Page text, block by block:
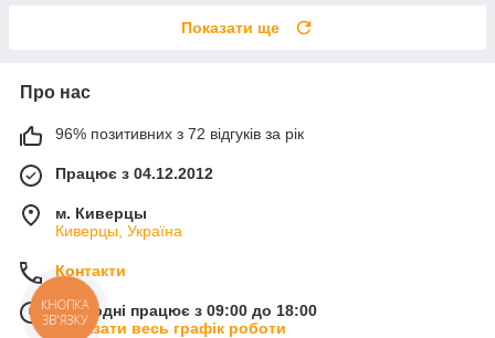
Показати ще
Про нас
96% позитивних з 72 відгуків за рік
Працює з 04.12.2012
м. Киверцы
Киверцы, Україна
Контакти
Сьогодні працює з 09:00 до 18:00
Показати весь графік роботи
КНОПКА
ЗВ'ЯЗКУ